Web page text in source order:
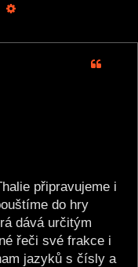
Search
připravujeme i
do hry
dává určitým
řeči své frakce i
jazyků s čísly a